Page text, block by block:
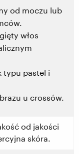
od moczu lub
włos
typu pastel i
u crossów.
od jakości
skóra.